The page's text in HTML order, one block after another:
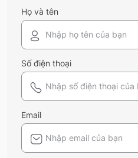
Họ và tên
Số điện thoại
Email